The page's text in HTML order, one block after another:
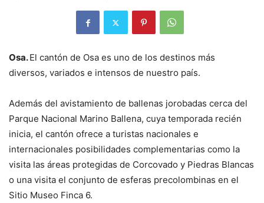
Osa.El cantón de Osa es uno de los destinos más
diversos, variados e intensos de nuestro país.
Además del avistamiento de ballenas jorobadas cerca del
Parque Nacional Marino Ballena, cuya temporada recién
inicia, el cantón ofrece a turistas nacionales e
internacionales posibilidades complementarias como la
visita las áreas protegidas de Corcovado y Piedras Blancas
o una visita el conjunto de esferas precolombinas en el
Sitio Museo Finca 6.